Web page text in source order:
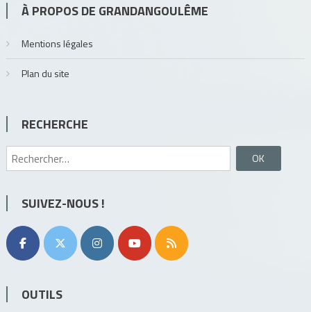
À PROPOS DE GRANDANGOULÊME
Mentions légales
Plan du site
RECHERCHE
Rechercher :
SUIVEZ-NOUS !
OUTILS